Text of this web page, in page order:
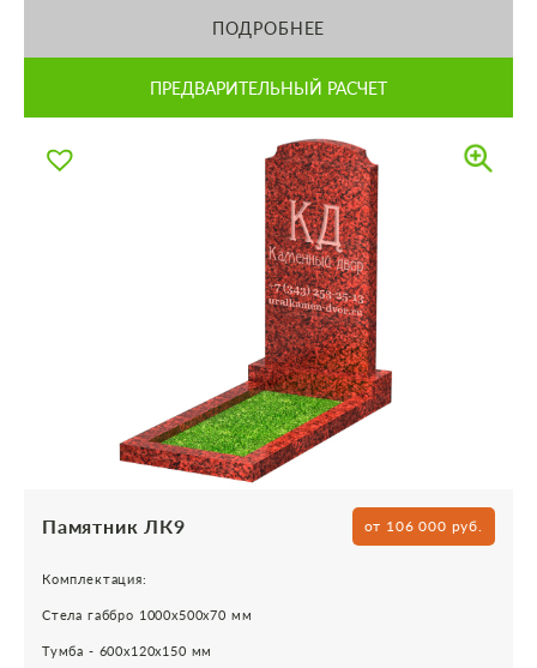
ПОДРОБНЕЕ
ПРЕДВАРИТЕЛЬНЫЙ РАСЧЕТ
Памятник ЛК9 от 106 000 руб.
Комплектация:
Стела габбро 1000х500х70 мм
Тумба - 600х120х150 мм